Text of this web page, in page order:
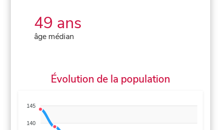
49 ans
âge médian
Évolution de la population
145
140